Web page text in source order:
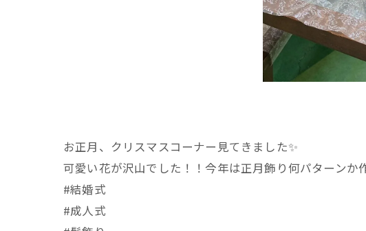
お正月、クリスマスコーナー見てきました✨️
可愛い花が沢山でした！！今年は正月飾り何パターンか
#結婚式
#成人式